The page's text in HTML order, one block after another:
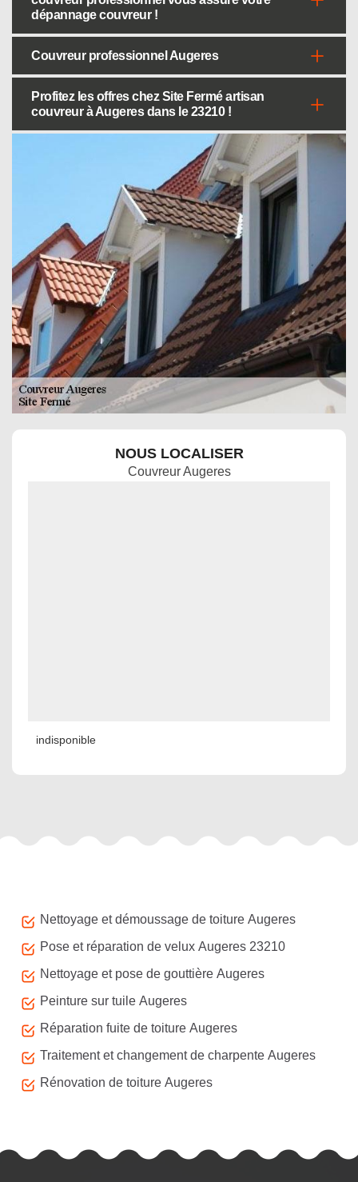
dépannage couvreur !
Couvreur professionnel Augeres
Profitez les offres chez Site Fermé artisan
couvreur à Augeres dans le 23210 !
NOUS LOCALISER
Couvreur Augeres
indisponible
Nettoyage et démoussage de toiture Augeres
Pose et réparation de velux Augeres 23210
Nettoyage et pose de gouttière Augeres
Peinture sur tuile Augeres
Réparation fuite de toiture Augeres
Traitement et changement de charpente Augeres
Rénovation de toiture Augeres